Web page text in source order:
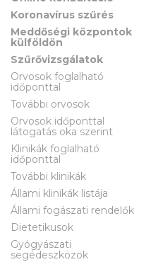
Koronavírus szűrés
Meddőségi központok
külföldön
Szűrővizsgálatok
Orvosok foglalható
időponttal
További orvosok
Orvosok időponttal
látogatás oka szerint
Klinikák foglalható
időponttal
További klinikák
Állami klinikák listája
Állami fogászati rendelők
Dietetikusok
Gyógyászati
segédeszközök